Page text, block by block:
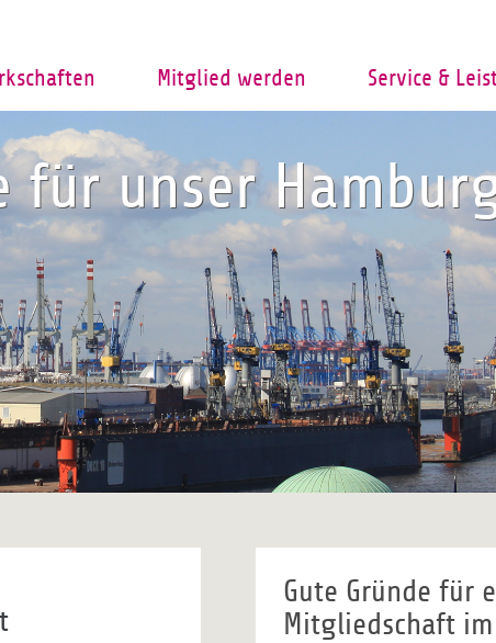
Mitglied werden Service &
für unser
Gute Gründe für
Mitgliedschaft